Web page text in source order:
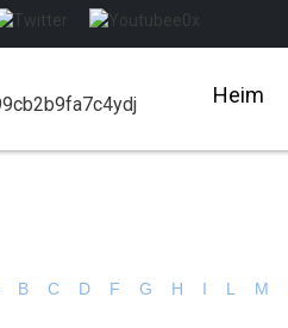
Heim
B C D F G H I L M